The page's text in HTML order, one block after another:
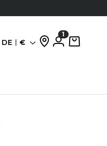
Sprache
DE €
1